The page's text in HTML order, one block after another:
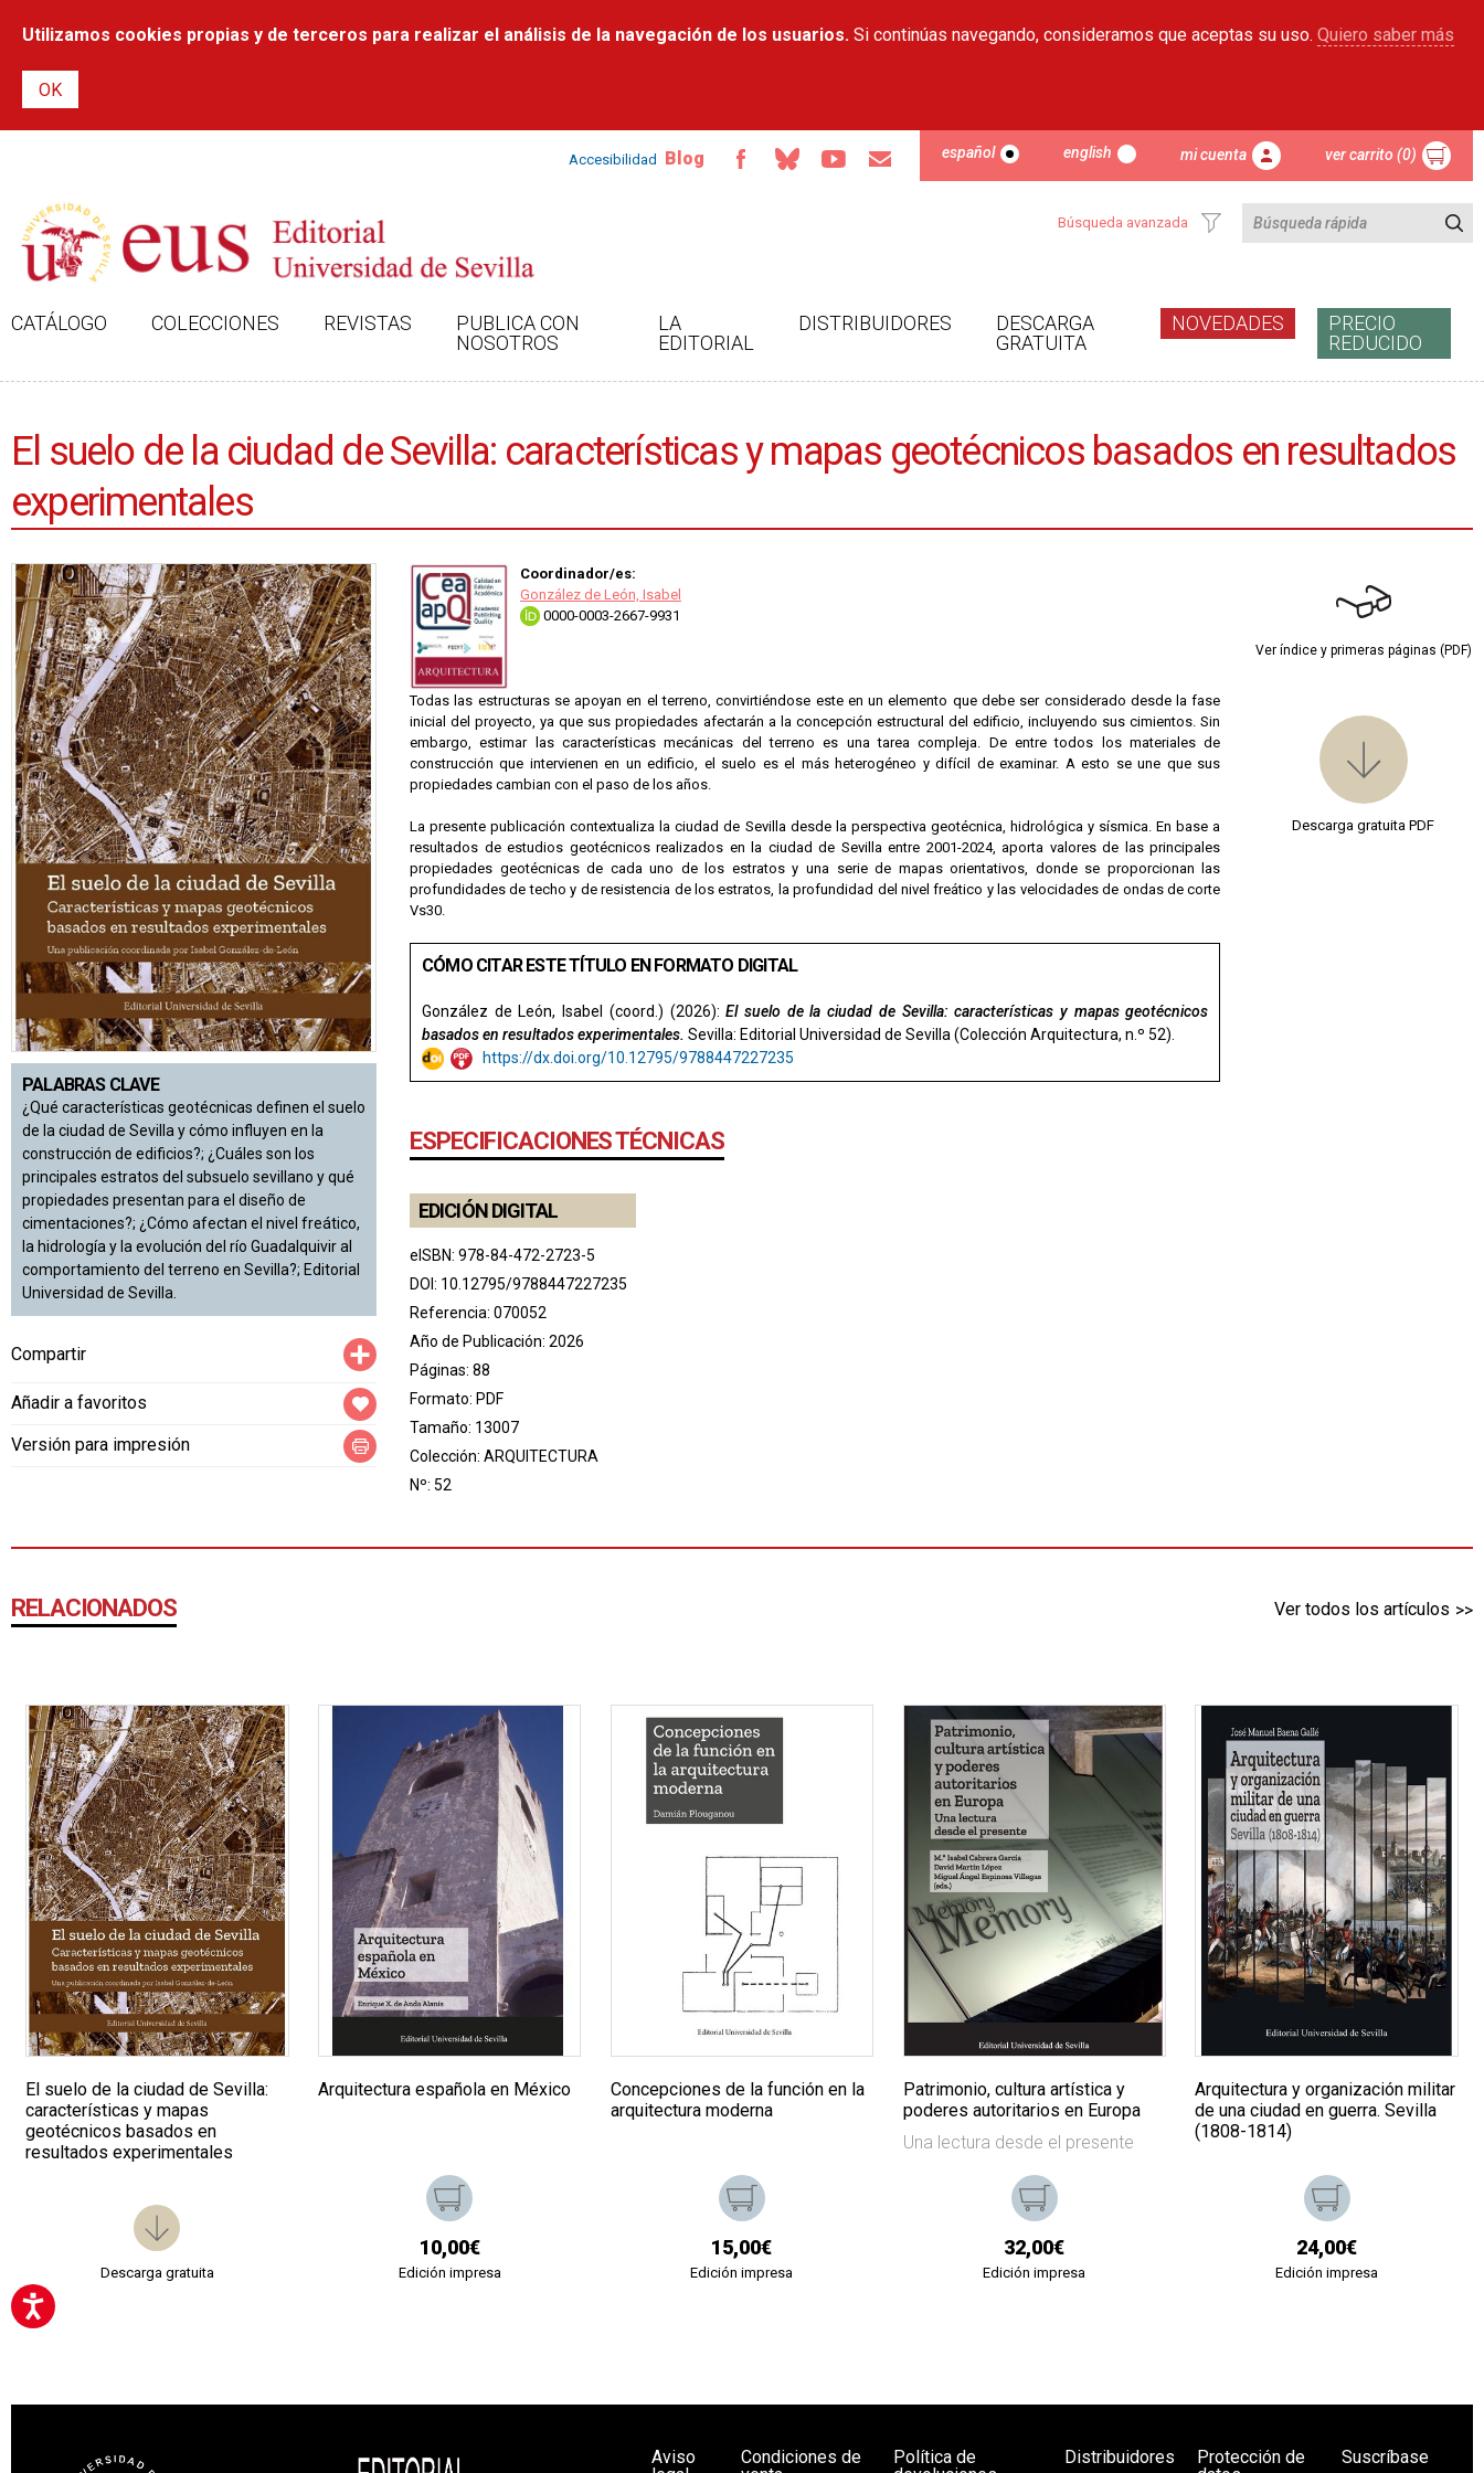
contenido
Utilizamos cookies propias y de terceros para realizar el análisis de la navegación de los usuarios. Si continúas navegando, consideramos que aceptas su uso. Quiero saber más
Accesibilidad Blog español english mi cuenta ver carrito (0)
Búsqueda avanzada
CATÁLOGO COLECCIONES REVISTAS
PUBLICA CON
NOSOTROS
LA
EDITORIAL
DISTRIBUIDORES
DESCARGA
GRATUITA
NOVEDADES
PRECIO
REDUCIDO
El suelo de la ciudad de Sevilla: características y mapas geotécnicos basados en resultados
experimentales
PALABRAS CLAVE
¿Qué características geotécnicas definen el suelo
de la ciudad de Sevilla y cómo influyen en la
construcción de edificios?; ¿Cuáles son los
principales estratos del subsuelo sevillano y qué
propiedades presentan para el diseño de
cimentaciones?; ¿Cómo afectan el nivel freático,
la hidrología y la evolución del río Guadalquivir al
comportamiento del terreno en Sevilla?; Editorial
Universidad de Sevilla.
Compartir Compartir
Añadir a favoritos
Versión para impresión
Coordinador/es:
González de León, Isabel
0000-0003-2667-9931
Todas las estructuras se apoyan en el terreno, convirtiéndose este en un elemento que debe ser considerado desde la fase
inicial del proyecto, ya que sus propiedades afectarán a la concepción estructural del edificio, incluyendo sus cimientos. Sin
embargo, estimar las características mecánicas del terreno es una tarea compleja. De entre todos los materiales de
construcción que intervienen en un edificio, el suelo es el más heterogéneo y difícil de examinar. A esto se une que sus
propiedades cambian con el paso de los años.
La presente publicación contextualiza la ciudad de Sevilla desde la perspectiva geotécnica, hidrológica y sísmica. En base a
resultados de estudios geotécnicos realizados en la ciudad de Sevilla entre 2001-2024, aporta valores de las principales
propiedades geotécnicas de cada uno de los estratos y una serie de mapas orientativos, donde se proporcionan las
profundidades de techo y de resistencia de los estratos, la profundidad del nivel freático y las velocidades de ondas de corte
Vs30.
CÓMO CITAR ESTE TÍTULO EN FORMATO DIGITAL
González de León, Isabel (coord.) (2026):El suelo de la ciudad de Sevilla: características y mapas geotécnicos
basados en resultados experimentales. Sevilla: Editorial Universidad de Sevilla (Colección Arquitectura, n.º 52).
https://dx.doi.org/10.12795/9788447227235
ESPECIFICACIONES TÉCNICAS
EDICIÓN DIGITAL
eISBN: 978-84-472-2723-5
DOI: 10.12795/9788447227235
Referencia: 070052
Año de Publicación: 2026
Páginas: 88
Formato: PDF
Tamaño: 13007
Colección: ARQUITECTURA
Nº: 52
Ver índice y primeras páginas (PDF)
Descarga gratuita PDF
RELACIONADOS Ver todos los artículos
El suelo de la ciudad de Sevilla:
características y mapas
geotécnicos basados en
resultados experimentales
Descarga gratuita
Arquitectura española en México
10,00€
Edición impresa
Concepciones de la función en la
arquitectura moderna
15,00€
Edición impresa
Patrimonio, cultura artística y
poderes autoritarios en Europa
Una lectura desde el presente
32,00€
Edición impresa
Arquitectura y organización militar
de una ciudad en guerra. Sevilla
(1808-1814)
24,00€
Edición impresa
Aviso
Condiciones de
Política de
Distribuidores
Protección de
Suscríbase